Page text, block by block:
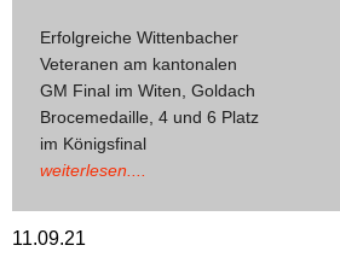
Erfolgreiche Wittenbacher
Veteranen am kantonalen
GM Final im Witen, Goldach
Brocemedaille, 4 und 6 Platz
im Königsfinal
weiterlesen....
11.09.21